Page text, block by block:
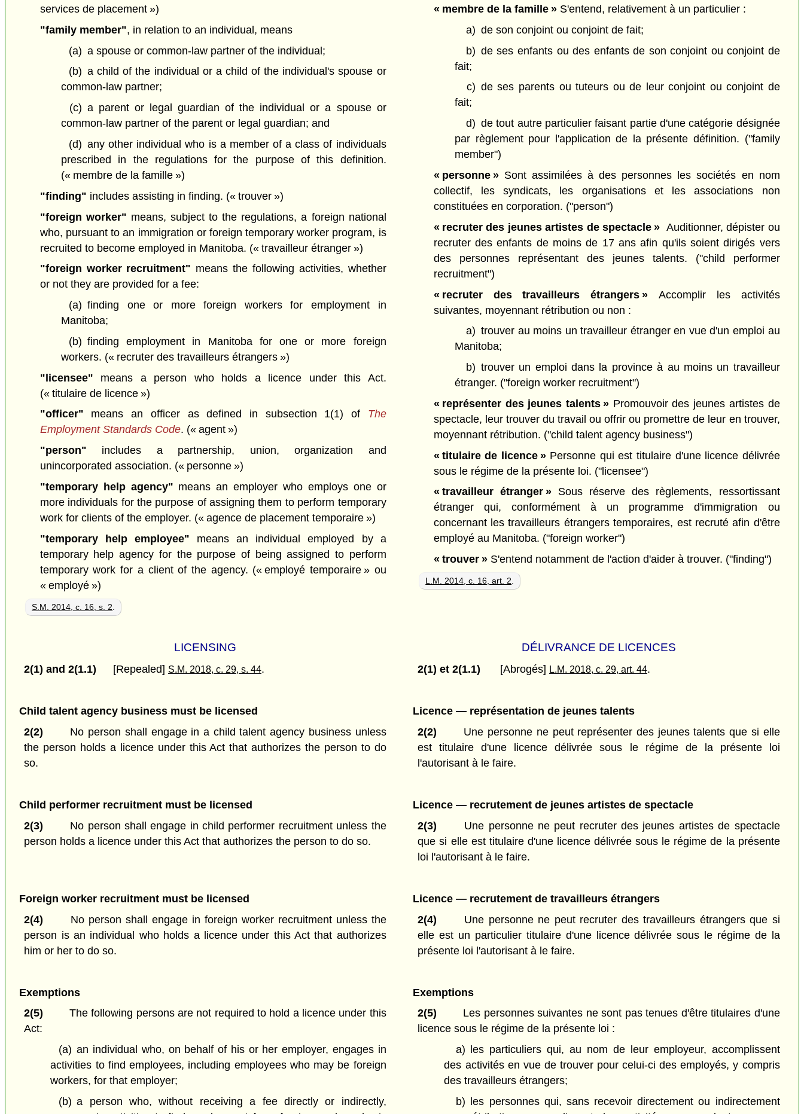
services de placement »)
"family member", in relation to an individual, means
(a) a spouse or common-law partner of the individual;
(b) a child of the individual or a child of the individual's spouse or
common-law partner;
(c) a parent or legal guardian of the individual or a spouse or
common-law partner of the parent or legal guardian; and
(d) any other individual who is a member of a class of individuals
prescribed in the regulations for the purpose of this definition.
(« membre de la famille »)
"finding" includes assisting in finding. (« trouver »)
"foreign worker" means, subject to the regulations, a foreign national
who, pursuant to an immigration or foreign temporary worker program, is
recruited to become employed in Manitoba. (« travailleur étranger »)
"foreign worker recruitment" means the following activities, whether
or not they are provided for a fee:
(a) finding one or more foreign workers for employment in
Manitoba;
(b) finding employment in Manitoba for one or more foreign
workers. (« recruter des travailleurs étrangers »)
"licensee" means a person who holds a licence under this Act.
(« titulaire de licence »)
"officer" means an officer as defined in subsection 1(1) of The
Employment Standards Code. (« agent »)
"person" includes a partnership, union, organization and
unincorporated association. (« personne »)
"temporary help agency" means an employer who employs one or
more individuals for the purpose of assigning them to perform temporary
work for clients of the employer. (« agence de placement temporaire »)
"temporary help employee" means an individual employed by a
temporary help agency for the purpose of being assigned to perform
temporary work for a client of the agency. (« employé temporaire » ou
« employé »)
S.M. 2014, c. 16, s. 2
« membre de la famille »S'entend, relativement à un particulier :
a) de son conjoint ou conjoint de fait;
b) de ses enfants ou des enfants de son conjoint ou conjoint de
fait;
c) de ses parents ou tuteurs ou de leur conjoint ou conjoint de
fait;
d) de tout autre particulier faisant partie d'une catégorie désignée
par règlement pour l'application de la présente définition. ("family
member")
« personne »Sont assimilées à des personnes les sociétés en nom
collectif, les syndicats, les organisations et les associations non
constituées en corporation. ("person")
« recruter des jeunes artistes de spectacle » Auditionner, dépister ou
recruter des enfants de moins de 17 ans afin qu'ils soient dirigés vers
des personnes représentant des jeunes talents. ("child performer
recruitment")
« recruter des travailleurs étrangers » Accomplir les activités
suivantes, moyennant rétribution ou non :
a) trouver au moins un travailleur étranger en vue d'un emploi au
Manitoba;
b) trouver un emploi dans la province à au moins un travailleur
étranger. ("foreign worker recruitment")
« représenter des jeunes talents »Promouvoir des jeunes artistes de
spectacle, leur trouver du travail ou offrir ou promettre de leur en trouver,
moyennant rétribution. ("child talent agency business")
« titulaire de licence »Personne qui est titulaire d'une licence délivrée
sous le régime de la présente loi. ("licensee")
« travailleur étranger »Sous réserve des règlements, ressortissant
étranger qui, conformément à un programme d'immigration ou
concernant les travailleurs étrangers temporaires, est recruté afin d'être
employé au Manitoba. ("foreign worker")
« trouver »S'entend notamment de l'action d'aider à trouver. ("finding")
L.M. 2014, c. 16, art. 2
LICENSING DÉLIVRANCE DE LICENCES
2(1) and 2(1.1) [Repealed] S.M. 2018, c. 29, s. 44. 2(1) et 2(1.1) [Abrogés] L.M. 2018, c. 29, art. 44.
Child talent agency business must be licensed
2(2)
No person shall engage in a child talent agency business unless
the person holds a licence under this Act that authorizes the person to do
so.
Licence — représentation de jeunes talents
2(2)
Une personne ne peut représenter des jeunes talents que si elle
est titulaire d'une licence délivrée sous le régime de la présente loi
l'autorisant à le faire.
Child performer recruitment must be licensed
2(3)
No person shall engage in child performer recruitment unless the
person holds a licence under this Act that authorizes the person to do so.
Licence — recrutement de jeunes artistes de spectacle
2(3)
Une personne ne peut recruter des jeunes artistes de spectacle
que si elle est titulaire d'une licence délivrée sous le régime de la présente
loi l'autorisant à le faire.
Foreign worker recruitment must be licensed
2(4)
No person shall engage in foreign worker recruitment unless the
person is an individual who holds a licence under this Act that authorizes
him or her to do so.
Licence — recrutement de travailleurs étrangers
2(4)
Une personne ne peut recruter des travailleurs étrangers que si
elle est un particulier titulaire d'une licence délivrée sous le régime de la
présente loi l'autorisant à le faire.
Exemptions
2(5)
The following persons are not required to hold a licence under this
Act:
(a) an individual who, on behalf of his or her employer, engages in
activities to find employees, including employees who may be foreign
workers, for that employer;
(b) a person who, without receiving a fee directly or indirectly,
Exemptions
2(5)
Les personnes suivantes ne sont pas tenues d'être titulaires d'une
licence sous le régime de la présente loi :
a)
les particuliers qui, au nom de leur employeur, accomplissent
des activités en vue de trouver pour celui-ci des employés, y compris
des travailleurs étrangers;
b) les personnes qui, sans recevoir directement ou indirectement